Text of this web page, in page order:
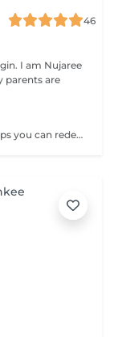
46
I am Nujaree
parents are
Once you've earned enough points, 10 stamps you can redeem them for a discount 30 minutes free.